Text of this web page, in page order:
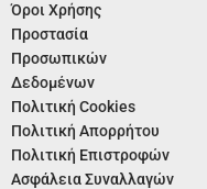
Όροι Χρήσης
Προστασία
Προσωπικών
Δεδομένων
Πολιτική Cookies
Πολιτική Απορρήτου
Πολιτική Επιστροφών
Ασφάλεια Συναλλαγών